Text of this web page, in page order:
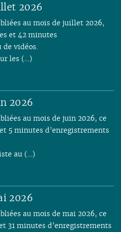
2026
au mois de juillet 2026,
et 42 minutes
de vidéos.
les (…)
2026
au mois de juin 2026, ce
5 minutes d’enregistrements
au (…)
2026
au mois de mai 2026, ce
31 minutes d’enregistrements